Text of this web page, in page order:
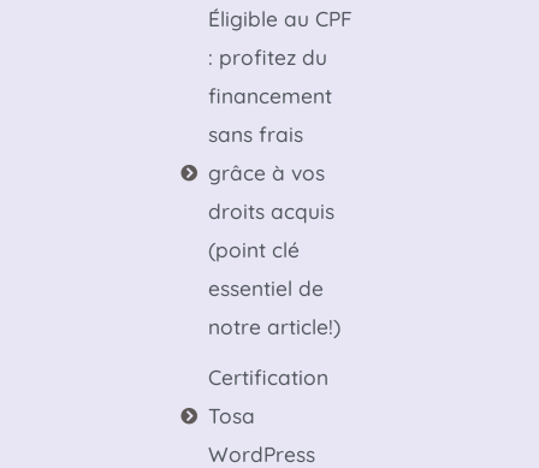
Éligible au CPF
: profitez du
financement
sans frais
grâce à vos
droits acquis
(point clé
essentiel de
notre article!)
Certification
Tosa
WordPress